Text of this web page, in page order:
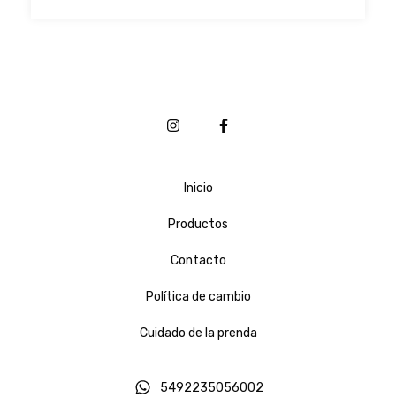
Inicio
Productos
Contacto
Política de cambio
Cuidado de la prenda
5492235056002